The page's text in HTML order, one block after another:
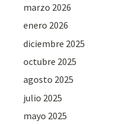
marzo 2026
enero 2026
diciembre 2025
octubre 2025
agosto 2025
julio 2025
mayo 2025